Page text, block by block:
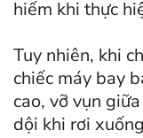
hiếm khi thực
Tuy nhiên, khi
chiếc máy bay
cao, vỡ vụn
dội khi rơi